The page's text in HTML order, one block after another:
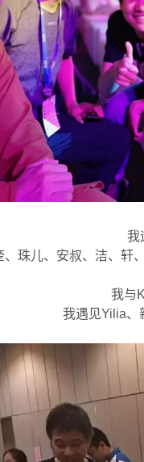
我
珠儿、安叔、洁、轩
我与
我遇见Yilia、